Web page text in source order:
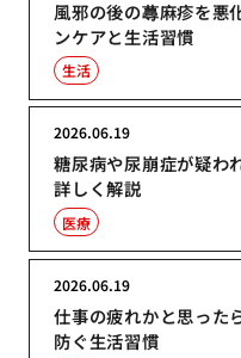
風邪の後の蕁麻疹を悪
ンケアと生活習慣
生活
糖尿病や尿崩症が疑わ
詳しく解説
2026.06.19
医療
仕事の疲れかと思った
防ぐ生活習慣
2026.06.19